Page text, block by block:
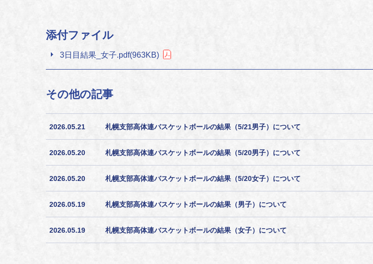
添付ファイル
3日目結果_女子.pdf(963KB)
その他の記事
2026.05.21 札幌支部高体連バスケットボールの結果（5/21男子）について
2026.05.20 札幌支部高体連バスケットボールの結果（5/20男子）について
2026.05.20 札幌支部高体連バスケットボールの結果（5/20女子）について
2026.05.19 札幌支部高体連バスケットボールの結果（男子）について
2026.05.19 札幌支部高体連バスケットボールの結果（女子）について